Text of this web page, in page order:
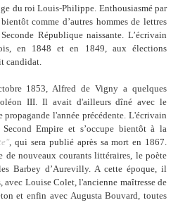
du roi Louis-Philippe. Enthousiasmé par
comme d’autres hommes de lettres
République naissante. L’écrivain
en 1848 et en 1849, aux élections
candidat.
1853, Alfred de Vigny a quelques
III. Il avait d'ailleurs dîné avec le
l'année précédente. L'écrivain
Empire et s’occupe bientôt à la
, qui sera publié après sa mort en 1867.
de nouveaux courants littéraires, le poète
Barbey d’Aurevilly. A cette époque, il
Louise Colet, l'ancienne maîtresse de
et enfin avec Augusta Bouvard, toutes